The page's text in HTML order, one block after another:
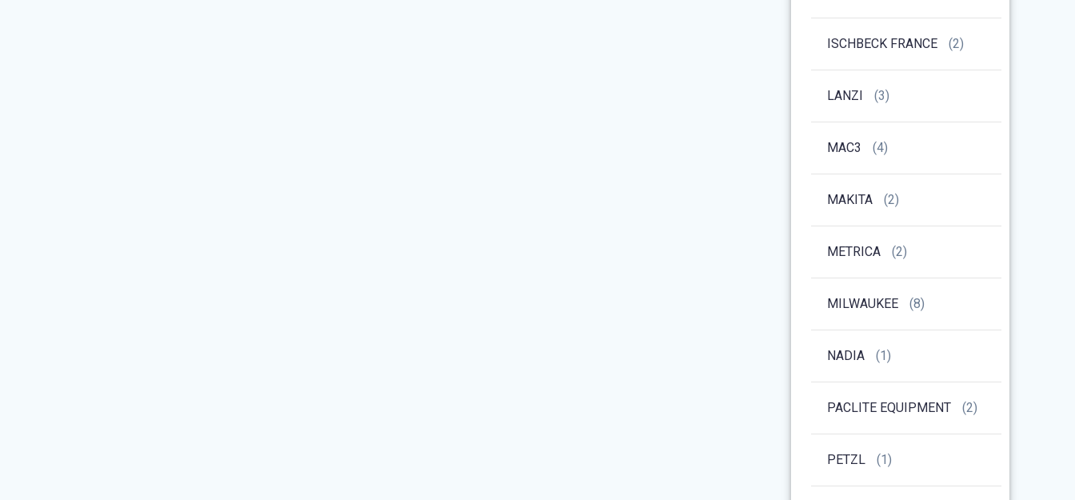
ISCHBECK FRANCE (2)
LANZI (3)
MAC3 (4)
MAKITA (2)
METRICA (2)
MILWAUKEE (8)
NADIA (1)
PACLITE EQUIPMENT (2)
PETZL (1)